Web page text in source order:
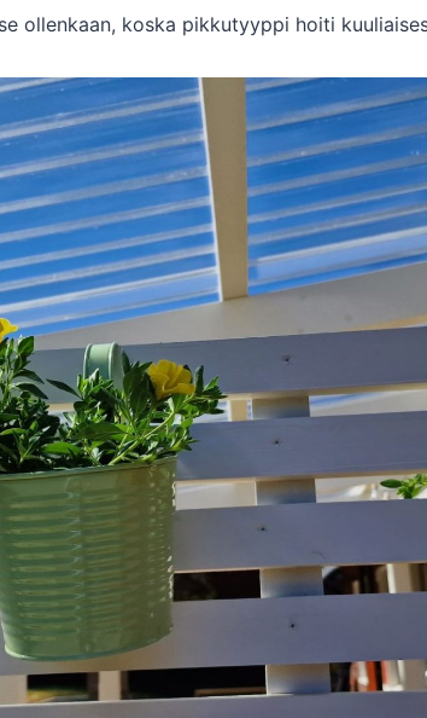
ollenkaan, koska pikkutyyppi hoiti